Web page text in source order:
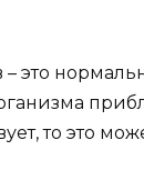
это
то это